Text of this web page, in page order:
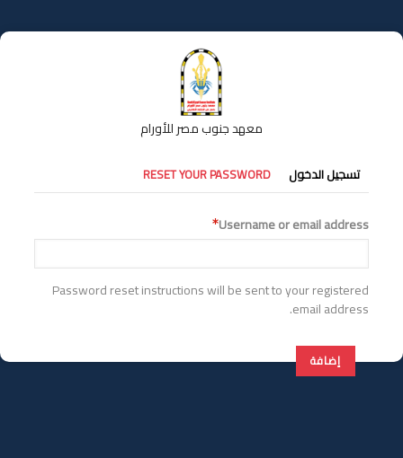
إلى
المحتوى
معهد جنوب مصر للأورام
التبويبات
الأساسية
تسجيل الدخول RESET YOUR PASSWORD
Username or email address
Password reset instructions will be sent to your registered
email address.